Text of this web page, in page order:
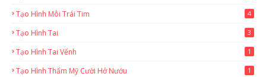
Tạo Hình Môi Trái Tim 4
Tạo Hình Tai 3
Tạo Hình Tai Vểnh 1
Tạo Hình Thẩm Mỹ Cười Hở Nướu 1